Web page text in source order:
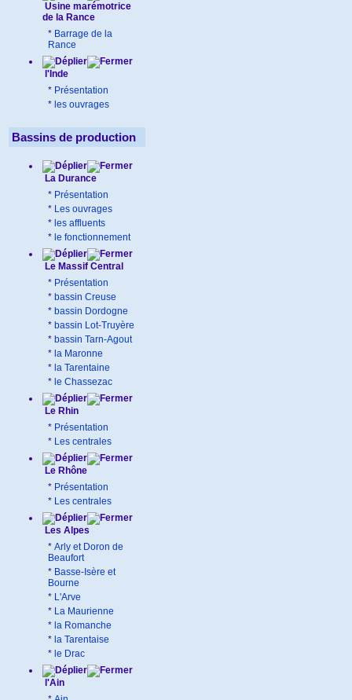
Usine marémotrice
de la Rance
* Barrage de la
Rance
l'Inde
* Présentation
* les ouvrages
Bassins de production
La Durance
* Présentation
* Les ouvrages
* les affluents
* le fonctionnement
Le Massif Central
* Présentation
* bassin Creuse
* bassin Dordogne
* bassin Lot-Truyère
* bassin Tarn-Agout
* la Maronne
* la Tarentaine
* le Chassezac
Le Rhin
* Présentation
* Les centrales
Le Rhône
* Présentation
* Les centrales
Les Alpes
* Arly et Doron de
Beaufort
* Basse-Isère et
Bourne
* L'Arve
* La Maurienne
* la Romanche
* la Tarentaise
* le Drac
l'Ain